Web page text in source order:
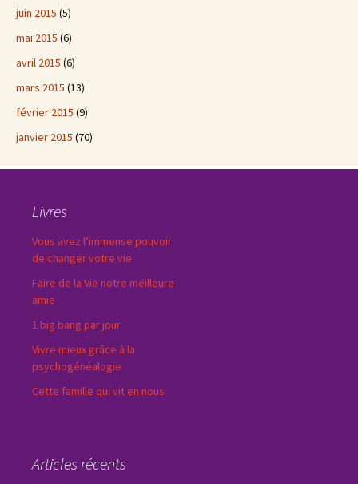
juin 2015 (5)
mai 2015 (6)
avril 2015 (6)
mars 2015 (13)
février 2015 (9)
janvier 2015 (70)
Livres
Vous avez l’immense pouvoir
de changer votre vie
Faire de la Vie notre meilleure
amie
1 big bang par jour
Vivre mieux grâce à la
psychogénéalogie
Cette famille qui vit en nous
Articles récents